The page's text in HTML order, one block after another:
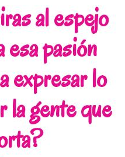
al espejo
esa pasión
expresar lo
la gente que